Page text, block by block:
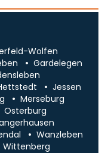
Wolfen
Gardelegen
Jessen
Merseburg
Osterburg
Wanzleben
Wittenberg